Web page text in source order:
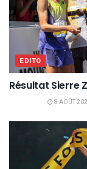
EDITO
Résultat Sierre
8 AOÛT